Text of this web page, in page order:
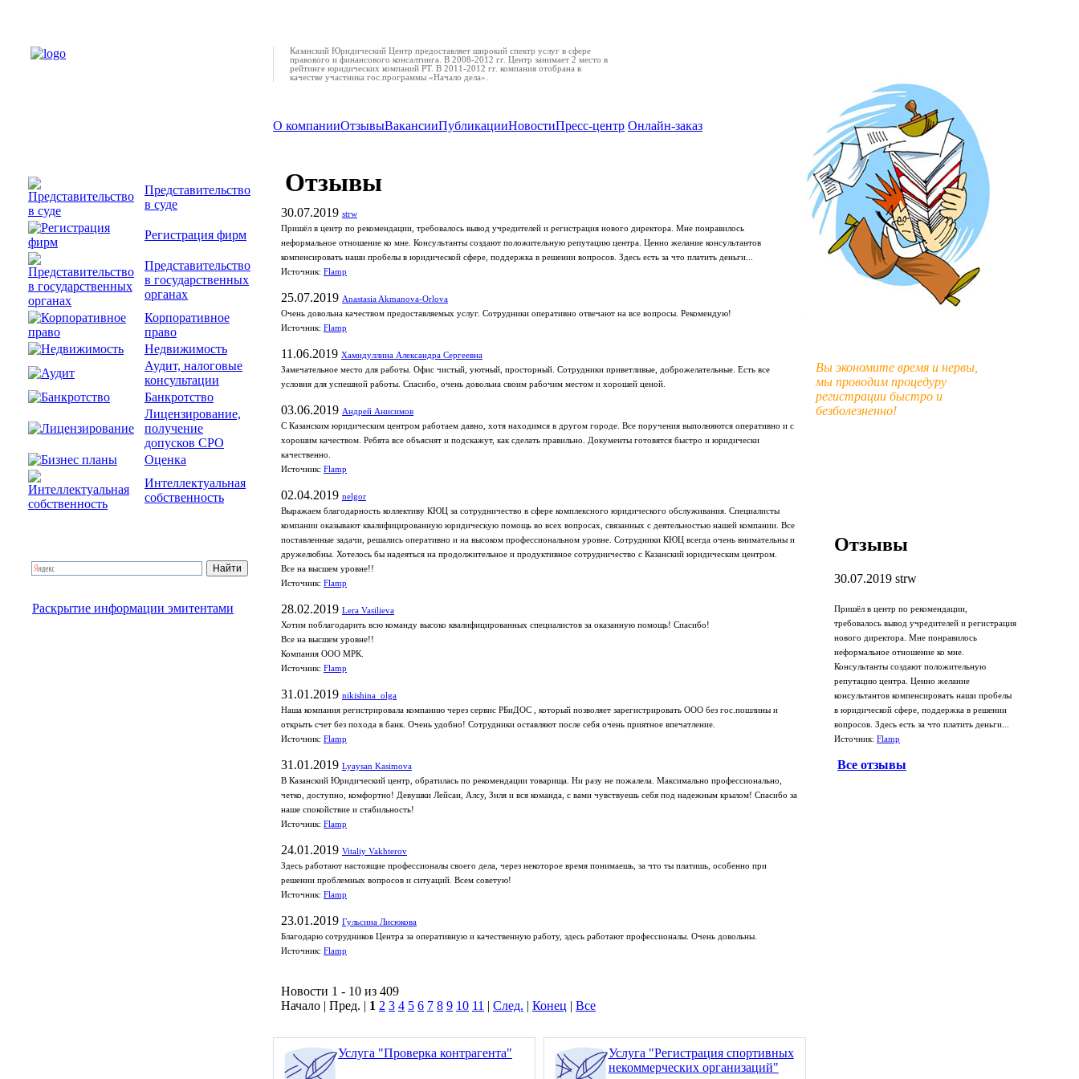
Представительство
в суде
Регистрация фирм
Представительство
в государственных
органах
Корпоративное
право
Недвижимость
Аудит, налоговые
консультации
Банкротство
Лицензирование,
получение
допусков СРО
Оценка
Интеллектуальная
собственность
Раскрытие информации эмитентами
Казанский Юридический Центр предоставляет широкий спектр услуг в сфере
правового и финансового консалтинга. В 2008-2012 гг. Центр занимает 2 место в
рейтинге юридических компаний РТ. В 2011-2012 гг. компания отобрана в
качестве участника гос.программы «Начало дела».
О компанииОтзывыВакансииПубликацииНовостиПресс-центр Онлайн-заказ
Отзывы
30.07.2019 strw
Пришёл в центр по рекомендации, требовалось вывод учредителей и регистрация нового директора. Мне понравилось
неформальное отношение ко мне. Консультанты создают положительную репутацию центра. Ценно желание консультантов
компенсировать наши пробелы в юридической сфере, поддержка в решении вопросов. Здесь есть за что платить деньги...
Источник: Flamp
25.07.2019 Anastasia Akmanova-Orlova
Очень довольна качеством предоставляемых услуг. Сотрудники оперативно отвечают на все вопросы. Рекомендую!
Источник: Flamp
11.06.2019 Хамидуллина Александра Сергеевна
Замечательное место для работы. Офис чистый, уютный, просторный. Сотрудники приветливые, доброжелательные. Есть все
условия для успешной работы. Спасибо, очень довольна своим рабочим местом и хорошей ценой.
03.06.2019 Андрей Анисимов
С Казанским юридическим центром работаем давно, хотя находимся в другом городе. Все поручения выполняются оперативно и с
хорошим качеством. Ребята все объяснят и подскажут, как сделать правильно. Документы готовятся быстро и юридически
качественно.
Источник: Flamp
02.04.2019 nelgor
Выражаем благодарность коллективу КЮЦ за сотрудничество в сфере комплексного юридического обслуживания. Специалисты
компании оказывают квалифицированную юридическую помощь во всех вопросах, связанных с деятельностью нашей компании. Все
поставленные задачи, решались оперативно и на высоком профессиональном уровне. Сотрудники КЮЦ всегда очень внимательны и
дружелюбны. Хотелось бы надеяться на продолжительное и продуктивное сотрудничество с Казанский юридическим центром.
Все на высшем уровне!!
Источник: Flamp
28.02.2019 Lera Vasilieva
Хотим поблагодарить всю команду высоко квалифицированных специалистов за оказанную помощь! Спасибо!
Все на высшем уровне!!
Компания ООО МРК.
Источник: Flamp
31.01.2019 nikishina_olga
Наша компания регистрировала компанию через сервис РБиДОС , который позволяет зарегистрировать ООО без гос.пошлины и
открыть счет без похода в банк. Очень удобно! Сотрудники оставляют после себя очень приятное впечатление.
Источник: Flamp
31.01.2019 Lyaysan Kasimova
В Казанский Юридический центр, обратилась по рекомендации товарища. Ни разу не пожалела. Максимально профессионально,
четко, доступно, комфортно! Девушки Лейсан, Алсу, Зиля и вся команда, с вами чувствуешь себя под надежным крылом! Спасибо за
наше спокойствие и стабильность!
Источник: Flamp
24.01.2019 Vitaliy Vakhterov
Здесь работают настоящие профессионалы своего дела, через некоторое время понимаешь, за что ты платишь, особенно при
решении проблемных вопросов и ситуаций. Всем советую!
Источник: Flamp
23.01.2019 Гульсина Лисюкова
Благодарю сотрудников Центра за оперативную и качественную работу, здесь работают профессионалы. Очень довольны.
Источник: Flamp
Новости 1 - 10 из 409
Начало | Пред. | 1 2 3 4 5 6 7 8 9 10 11 | След. | Конец | Все
Услуга "Проверка контрагента"
Услуга "Регистрация спортивных
некоммерческих организаций"
Вы экономите время и нервы,
мы проводим процедуру
регистрации быстро и
безболезненно!
Отзывы
30.07.2019 strw
Пришёл в центр по рекомендации,
требовалось вывод учредителей и регистрация
нового директора. Мне понравилось
неформальное отношение ко мне.
Консультанты создают положительную
репутацию центра. Ценно желание
консультантов компенсировать наши пробелы
в юридической сфере, поддержка в решении
вопросов. Здесь есть за что платить деньги...
Источник: Flamp
Все отзывы